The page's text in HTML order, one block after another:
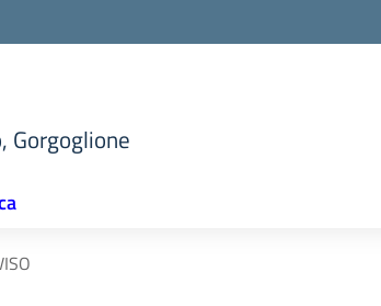
Gorgoglione